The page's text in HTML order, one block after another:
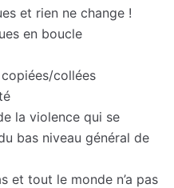
et rien ne change !
en boucle
collées
la violence qui se
bas niveau général de
et tout le monde n’a pas